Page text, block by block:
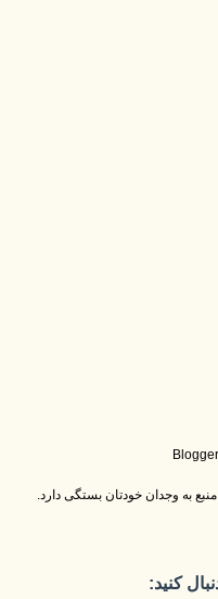
به وجدان خودتان بستگی دارد.
کنید: